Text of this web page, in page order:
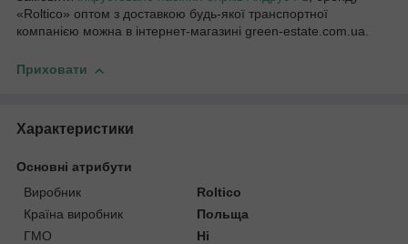
«Roltico» оптом з доставкою будь-якої транспортної
компанією можна в інтернет-магазині green-estate.com.ua.
Приховати
Характеристики
Основні атрибути
Виробник
Roltico
Країна виробник
Польща
ГМО
Ні